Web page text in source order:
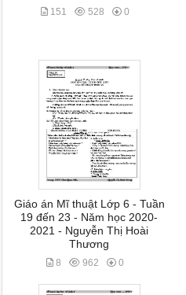
151 528 0
Giáo án Mĩ thuật Lớp 6 - Tuần
19 đến 23 - Năm học 2020-
2021 - Nguyễn Thị Hoài
Thương
8 962 0